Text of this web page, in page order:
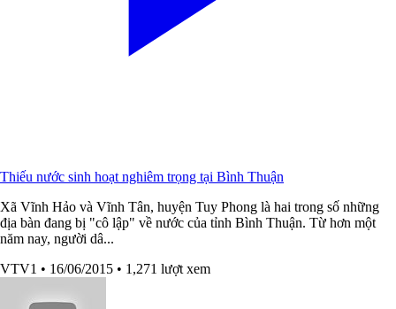
Thiếu nước sinh hoạt nghiêm trọng tại Bình Thuận
Xã Vĩnh Hảo và Vĩnh Tân, huyện Tuy Phong là hai trong số những
địa bàn đang bị "cô lập" về nước của tỉnh Bình Thuận. Từ hơn một
năm nay, người dâ...
VTV1 • 16/06/2015 • 1,271 lượt xem